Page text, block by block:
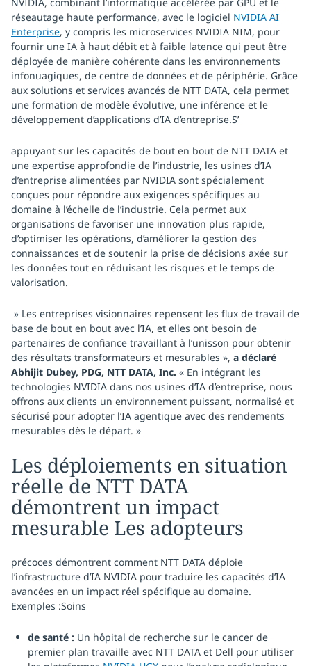
réseautage haute performance, avec le logiciel NVIDIA AI
Enterprise, y compris les microservices NVIDIA NIM, pour
fournir une IA à haut débit et à faible latence qui peut être
déployée de manière cohérente dans les environnements
infonuagiques, de centre de données et de périphérie. Grâce
aux solutions et services avancés de NTT DATA, cela permet
une formation de modèle évolutive, une inférence et le
développement d’applications d’IA d’entreprise.S’
appuyant sur les capacités de bout en bout de NTT DATA et
une expertise approfondie de l’industrie, les usines d’IA
d’entreprise alimentées par NVIDIA sont spécialement
conçues pour répondre aux exigences spécifiques au
domaine à l’échelle de l’industrie. Cela permet aux
organisations de favoriser une innovation plus rapide,
d’optimiser les opérations, d’améliorer la gestion des
connaissances et de soutenir la prise de décisions axée sur
les données tout en réduisant les risques et le temps de
valorisation.
» Les entreprises visionnaires repensent les flux de travail de
base de bout en bout avec l’IA, et elles ont besoin de
partenaires de confiance travaillant à l’unisson pour obtenir
des résultats transformateurs et mesurables », a déclaré
Abhijit Dubey, PDG, NTT DATA, Inc. « En intégrant les
technologies NVIDIA dans nos usines d’IA d’entreprise, nous
offrons aux clients un environnement puissant, normalisé et
sécurisé pour adopter l’IA agentique avec des rendements
mesurables dès le départ. »
Les déploiements en situation
réelle de NTT DATA
démontrent un impact
mesurable Les adopteurs
précoces démontrent comment NTT DATA déploie
l’infrastructure d’IA NVIDIA pour traduire les capacités d’IA
avancées en un impact réel spécifique au domaine.
Exemples :Soins
de santé : Un hôpital de recherche sur le cancer de
premier plan travaille avec NTT DATA et Dell pour utiliser